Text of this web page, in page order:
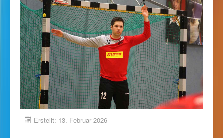
Erstellt: 13. Februar 2026